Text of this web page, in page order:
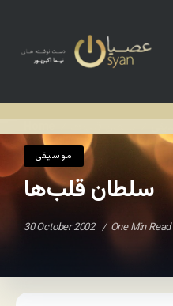
موسيقی
سلطان قلب‌ها
30 October 2002 One Min Read